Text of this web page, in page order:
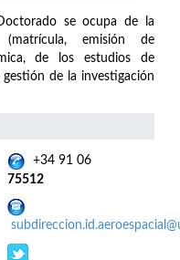
se ocupa de la
emisión de
de los estudios de
de la investigación
+34 91 06
75512